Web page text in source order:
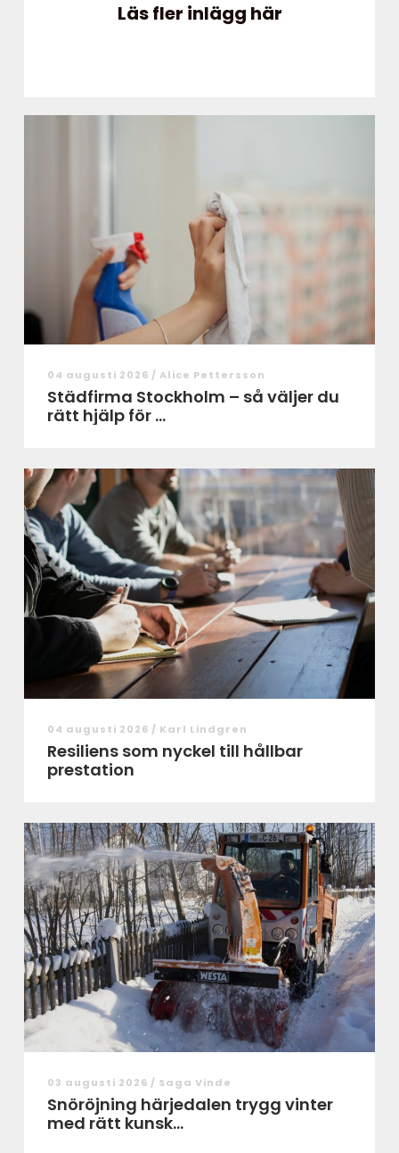
Läs fler inlägg här
04 augusti 2026 / Alice Pettersson
Städfirma Stockholm – så väljer du
rätt hjälp för ...
04 augusti 2026 / Karl Lindgren
Resiliens som nyckel till hållbar
prestation
03 augusti 2026 / Saga Vinde
Snöröjning härjedalen trygg vinter
med rätt kunsk...